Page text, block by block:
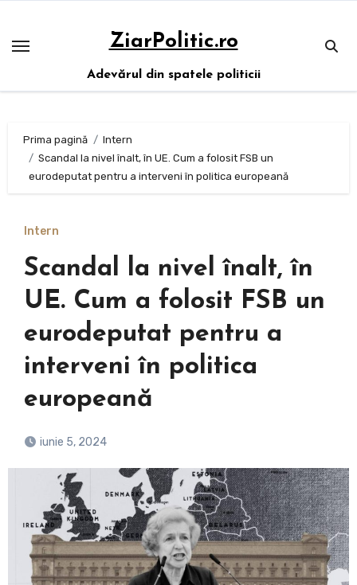
conținut
ZiarPolitic.ro
Adevărul din spatele politicii
Prima pagină
Intern
Scandal la nivel înalt, în UE. Cum a folosit FSB un
eurodeputat pentru a interveni în politica europeană
Intern
Scandal la nivel înalt, în
UE. Cum a folosit FSB un
eurodeputat pentru a
interveni în politica
europeană
iunie 5, 2024